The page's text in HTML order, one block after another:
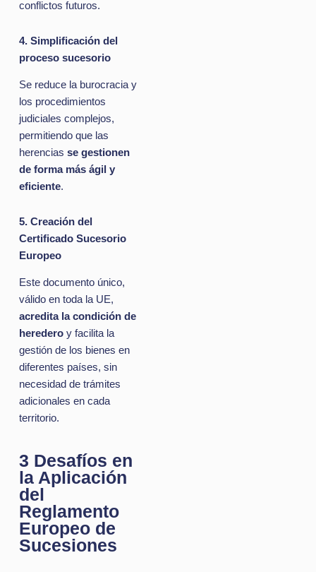
conflictos futuros.
4. Simplificación del
proceso sucesorio
Se reduce la burocracia y
los procedimientos
judiciales complejos,
permitiendo que las
herencias se gestionen
de forma más ágil y
eficiente.
5. Creación del
Certificado Sucesorio
Europeo
Este documento único,
válido en toda la UE,
acredita la condición de
herederoy facilita la
gestión de los bienes en
diferentes países, sin
necesidad de trámites
adicionales en cada
territorio.
3 Desafíos en
la Aplicación
del
Reglamento
Europeo de
Sucesiones